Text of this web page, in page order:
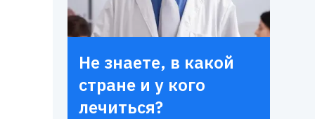
Не знаете, в какой
стране и у кого
лечиться?